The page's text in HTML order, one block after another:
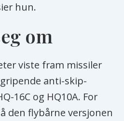
hun.
om
viste fram missiler
anti-skip-
16C og HQ10A. For
den flybårne versjonen